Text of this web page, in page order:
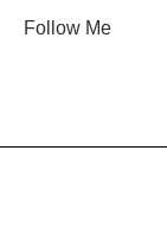
Follow Me